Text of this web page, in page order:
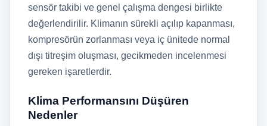
sensör takibi ve genel çalışma dengesi birlikte
değerlendirilir. Klimanın sürekli açılıp kapanması,
kompresörün zorlanması veya iç ünitede normal
dışı titreşim oluşması, gecikmeden incelenmesi
gereken işaretlerdir.
Klima Performansını Düşüren
Nedenler